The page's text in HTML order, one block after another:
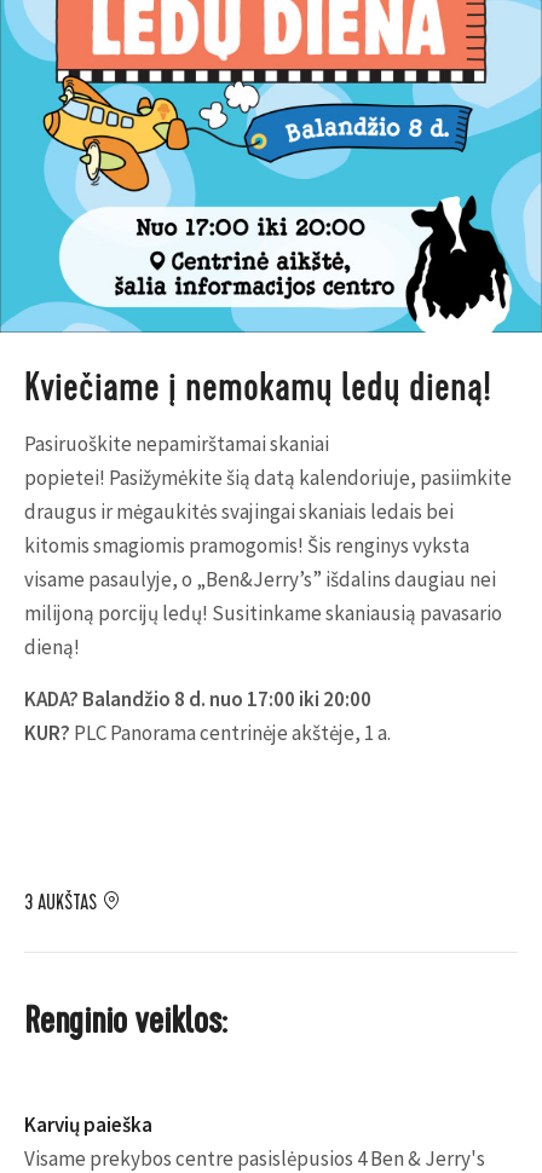
Kviečiame į nemokamų ledų dieną!
Pasiruoškite nepamirštamai skaniai
popietei! Pasižymėkite šią datą kalendoriuje, pasiimkite
draugus ir mėgaukitės svajingai skaniais ledais bei
kitomis smagiomis pramogomis! Šis renginys vyksta
visame pasaulyje, o „Ben&Jerry’s” išdalins daugiau nei
milijoną porcijų ledų! Susitinkame skaniausią pavasario
dieną!
KADA? Balandžio 8 d. nuo 17:00 iki 20:00
KUR? PLC Panorama centrinėje akštėje, 1 a.
3 AUKŠTAS
Renginio veiklos:
Karvių paieška
Visame prekybos centre pasislėpusios 4 Ben & Jerry's